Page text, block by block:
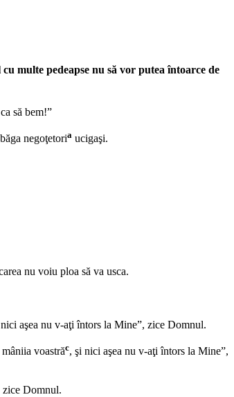
multe pedeapse nu să vor putea întoarce de
să bem!”
negoţetoria ucigaşi.
nu voiu ploa să va usca.
aşea nu v-aţi întors la Mine”, zice Domnul.
voastrăc, şi nici aşea nu v-aţi întors la Mine”,
zice Domnul.